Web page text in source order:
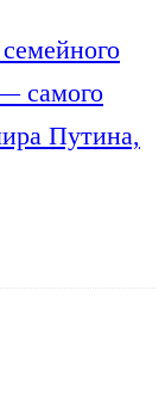
самого
Путина,